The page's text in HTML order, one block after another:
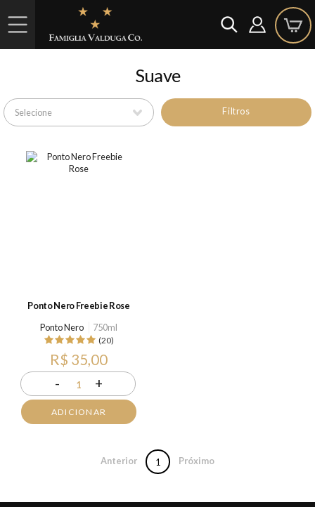
Suave
Filtros
Ponto Nero Freebie Rose
Ponto Nero
750ml
(20)
R$ 35,00
- 1 +
ADICIONAR
Anterior 1 Próximo